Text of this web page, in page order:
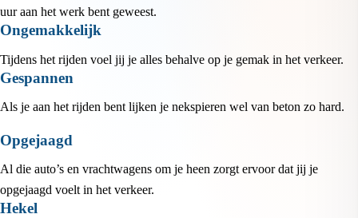
uur aan het werk bent geweest.
Ongemakkelijk
Tijdens het rijden voel jij je alles behalve op je gemak in het verkeer.
Gespannen
Als je aan het rijden bent lijken je nekspieren wel van beton zo hard.
Opgejaagd
Al die auto’s en vrachtwagens om je heen zorgt ervoor dat jij je
opgejaagd voelt in het verkeer.
Hekel